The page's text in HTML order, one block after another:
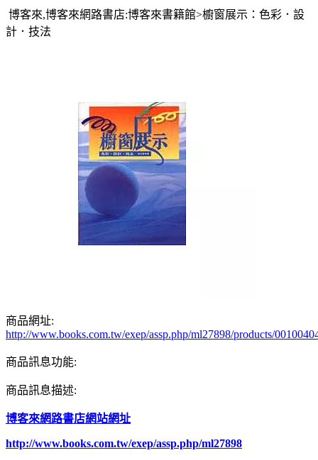
博客來,博客來網路書店:博客來書籍館> 櫥窗展示：色彩．設
計．技法
商品網址:
http://www.books.com.tw/exep/assp.php/ml27898/products/
商品訊息功能:
商品訊息描述:
博客來網路書店網站網址
http://www.books.com.tw/exep/assp.php/ml27898